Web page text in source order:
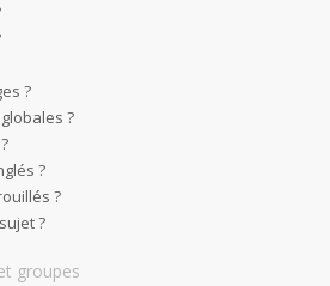
?
?
?
?
?
groupes